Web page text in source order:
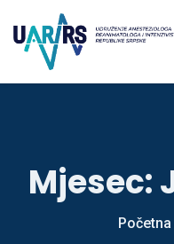
Mjesec:
Početna